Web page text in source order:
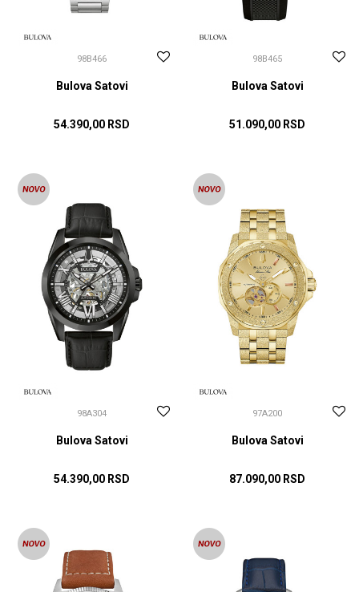
98B466
Bulova Satovi
54.390,00 RSD
98B465
Bulova Satovi
51.090,00 RSD
98A304
Bulova Satovi
54.390,00 RSD
97A200
Bulova Satovi
87.090,00 RSD